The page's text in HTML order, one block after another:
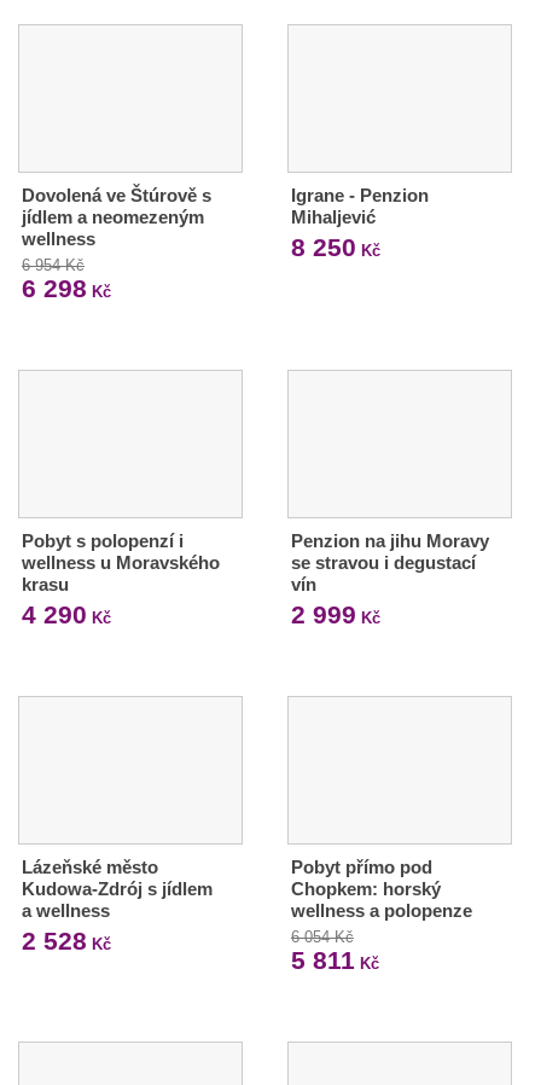
Dovolená ve Štúrově s
jídlem a neomezeným
wellness
6 954 Kč
6 298 Kč
Igrane - Penzion
Mihaljević
8 250 Kč
Pobyt s polopenzí i
wellness u Moravského
krasu
4 290 Kč
Penzion na jihu Moravy
se stravou i degustací
vín
2 999 Kč
Lázeňské město
Kudowa-Zdrój s jídlem
a wellness
2 528 Kč
Pobyt přímo pod
Chopkem: horský
wellness a polopenze
6 054 Kč
5 811 Kč